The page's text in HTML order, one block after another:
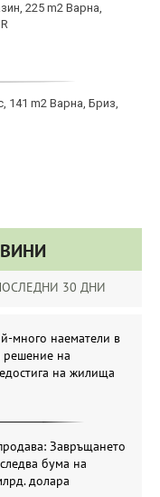
225 m2 Варна,
141 m2 Варна, Бриз,
30 ДНИ
много наематели в
решение на
на жилища
Завръщането
бума на
долара